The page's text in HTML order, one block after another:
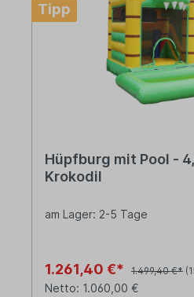
Tipp
Hüpfburg mit Pool -
Krokodil
am Lager: 2-5 Tage
1.261,40 €* 1.499,40 €*
Netto: 1.060,00 €